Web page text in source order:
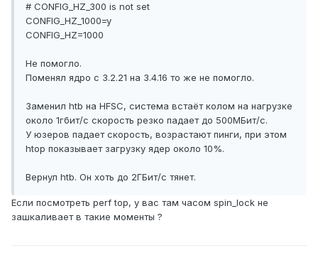
# CONFIG_HZ_300 is not set
CONFIG_HZ_1000=y
CONFIG_HZ=1000
Не помогло.
Поменял ядро с 3.2.21 на 3.4.16 то же не помогло.
Заменил htb на HFSC, система встаёт колом на нагрузке
около 1гбит/c скорость резко падает до 500МБит/c.
У юзеров падает скорость, возрастают пинги, при этом
htop показывает загрузку ядер около 10%.
Вернул htb. Он хоть до 2ГБит/c тянет.
Если посмотреть perf top, у вас там часом spin_lock не
зашкаливает в такие моменты ?